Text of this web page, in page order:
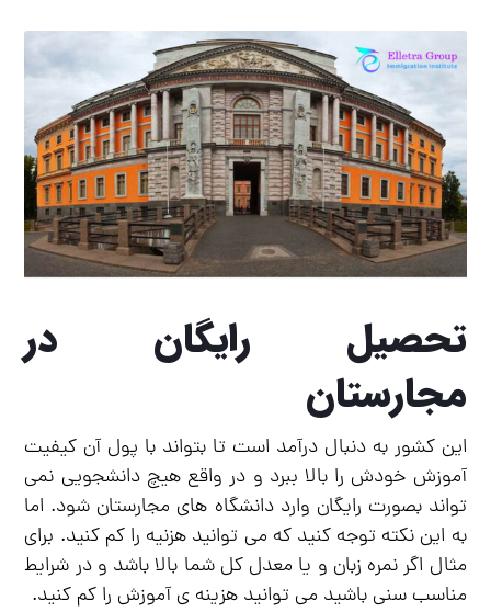
تحصیل رایگان در
مجارستان
این کشور به دنبال درآمد است تا بتواند با پول آن کیفیت
آموزش خودش را بالا ببرد و در واقع هیچ دانشجویی نمی
تواند بصورت رایگان وارد دانشگاه های مجارستان شود. اما
به این نکته توجه کنید که می توانید هزنیه را کم کنید. برای
مثال اگر نمره زبان و یا معدل کل شما بالا باشد و در شرایط
مناسب سنی باشید می توانید هزینه ی آموزش را کم کنید.